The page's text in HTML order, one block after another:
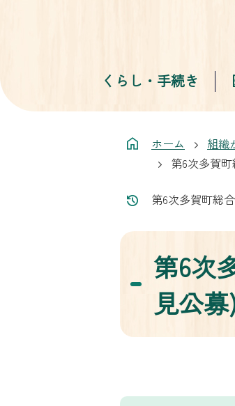
くらし・手続き
ホーム 組織
第6次多賀
第6次多賀町総
第6次
見公